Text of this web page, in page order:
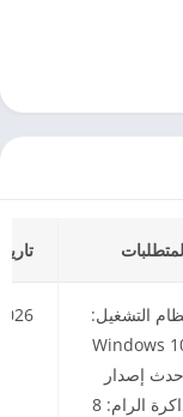
تاريخ
التشغيل:
Windows
إصدار
ذاكرة الرام: 8